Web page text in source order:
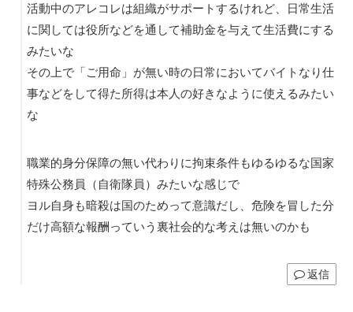
活動中のアレコレは組織がサポートするけれど、日常生活
に関しては役所などを通して補助金を与えて生活費にする
みたいな
その上で「ご用命」が無い時の日常においてバイトなり仕
事などをして得た所得は本人の好きなように使えるみたい
な
職業的身分保障の無い代わりに拘束条件もゆるゆるな国家
特殊公務員（自衛隊員）みたいな感じで
ヨル自身も暗殺は国のためって意識だし、危険を冒した分
だけ高額な報酬っていう裏社会的な考えは無いのかも
返信